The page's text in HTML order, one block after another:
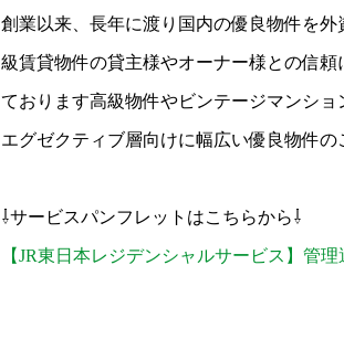
創業以来、長年に渡り国内の優良物件を
級賃貸物件の貸主様やオーナー様との信
ております高級物件やビンテージマンシ
エグゼクティブ層向けに幅広い優良物件の
⇩サービスパンフレットはこちらから⇩
【JR東日本レジデンシャルサービス】管